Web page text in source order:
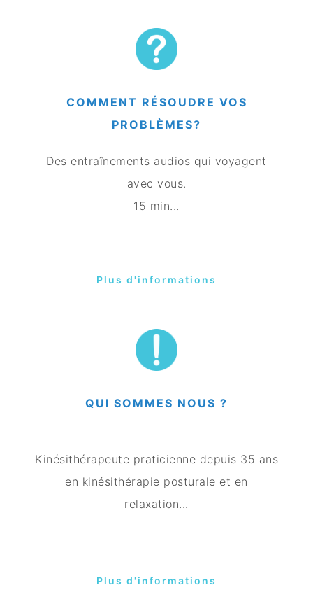
COMMENT RÉSOUDRE VOS
PROBLÈMES?
Des entraînements audios qui voyagent
avec vous.
15 min...
Plus d'informations
QUI SOMMES NOUS ?
Kinésithérapeute praticienne depuis 35 ans
en kinésithérapie posturale et en
relaxation...
Plus d'informations